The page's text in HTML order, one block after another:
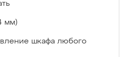
мм)
шкафа любого